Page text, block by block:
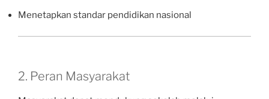
Menetapkan standar pendidikan nasional
2. Peran Masyarakat